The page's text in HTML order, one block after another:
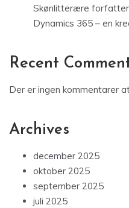
Skønlitterære
Dynamics 365 – en
Recent
Der er ingen kommentarer
Archives
december 2025
oktober 2025
september 2025
juli 2025